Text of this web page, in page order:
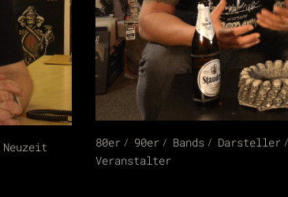
Neuzeit 80er 90er Bands Darsteller
Veranstalter